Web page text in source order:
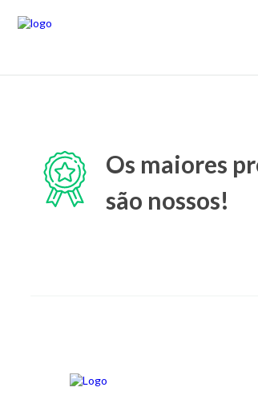
Os maiores
são nossos!